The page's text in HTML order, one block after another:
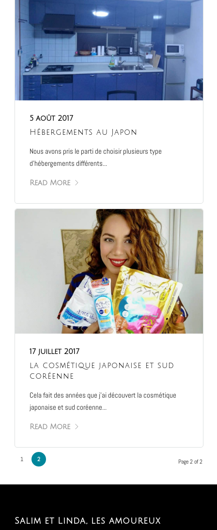
5 août 2017
Hébergements au Japon
Nous avons pris le parti de choisir plusieurs type
d’hébergements différents...
Read More
17 juillet 2017
la cosmétique japonaise et sud
coréenne
Cela fait des années que j’ai découvert la cosmétique
japonaise et sud coréenne...
Read More
1 2 Page 2 of 2
Salim et Linda, les amoureux